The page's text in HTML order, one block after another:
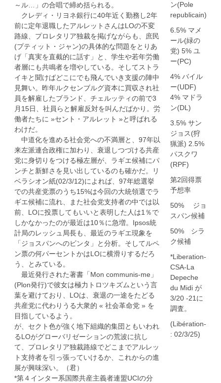
～ル…」の合唱で締め括られる。
クレディ・リヨネ銀行に40年近く勤務し2年
前に定年退職したアルレットさんはLOの不変
路線、プロレタリア独裁を掲げながらも、庶民
(プティット・ジャン)の具体的な問題をとりあ
げ「真実を直截的に話す」と、学生や若年労働
者層にも共鳴者を増やしている。そしてストラ
イキと聞けばどこにでも飛んでいき支援の陣中
見舞い。昨年ルクセンブルグ資本に買収され社
員を解雇したブランド、チェルッティの前で3
月15日、社員らと解雇反対を叫んだばかり。労
働者たちに »セント・アルレット »と呼ばれる
わけだ。
中道化を進める社会党への不満層と、97年以
来左派連合政権に加わり、衰退しつづける共産
党に身切りをつける極左層が、ラギエ候補にパ
ンチと新鮮さを見い出しているのも確かだ。リ
ベラシオン紙(02/3/12)によれば、97年総選挙
での共産党票のうち15%は今回の大統領選でラ
ギエ候補に流れ、また社会党支持者の中では以
前、LOに投票してもいいと表明した人は1％で
しかなかったのが最近は10％に急増。Ipsos統
計局のレッシュ局長も、最近のラギエ現象を
「ジョスパンへのビンタ」と分析。そしてルペ
ン票の何パーセントかはLOに横滑りするだろ
う、とみている。
最近発行された著書「Mon communis-me」
(Plon発行)で彼女は極力トロツキズムという言
葉を避けており、LOは、衰退の一途をたどる
共産党に代わりうる大衆的 « 社会革命党 » を
目指しているよう。
が、セクト色が強く地下組織的集団ともいわれ
るLOがグローバリゼーションの荒波に抗し
て、プロレタリア独裁路線でどこまでアルレッ
ト支持者を引っ張っていけるか、これからの進
展が興味深い。（君）
*第４インター系国際共産主義者連盟UCIの分
ン(Pole
republicain)
6.5% マメ
ール(緑の
党) 5% ユ
ー(PC)
4% バイル
ー(UDF)
4% マドラ
ン(DL)
3.5% サン
ジョス(狩
猟派) 2.5%
パスクワ
(RPF)
第2回得票
予想率
50% ジョ
スパン候補
50% シラ
ク候補
*Liberation-
CSA-La
Depeche
du Midi が
3/20 -21に
調査。
(Libération-
: 02/3/25)